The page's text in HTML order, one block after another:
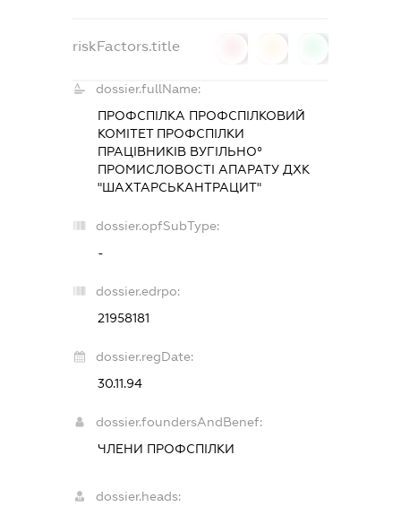
riskFactors.title
dossier.fullName:
ПРОФСПІЛКА ПРОФСПІЛКОВИЙ
КОМІТЕТ ПРОФСПІЛКИ
ПРАЦІВНИКІВ ВУГІЛЬНО°
ПРОМИСЛОВОСТІ АПАРАТУ ДХК
"ШАХТАРСЬКАНТРАЦИТ"
dossier.opfSubType:
-
dossier.edrpo:
21958181
dossier.regDate:
30.11.94
dossier.foundersAndBenef:
ЧЛЕНИ ПРОФСПІЛКИ
dossier.heads: